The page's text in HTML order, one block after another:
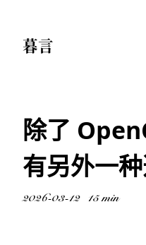
暮言
除了
有另外一
2026-03-12 15 min